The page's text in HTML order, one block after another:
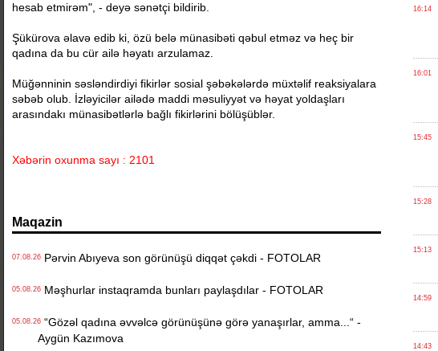
hesab etmirəm", - deyə sənətçi bildirib.
Şükürova əlavə edib ki, özü belə münasibəti qəbul etməz və heç bir
qadına da bu cür ailə həyatı arzulamaz.
Müğənninin səsləndirdiyi fikirlər sosial şəbəkələrdə müxtəlif reaksiyalara
səbəb olub. İzləyicilər ailədə maddi məsuliyyət və həyat yoldaşları
arasındakı münasibətlərlə bağlı fikirlərini bölüşüblər.
Xəbərin oxunma sayı : 2101
Maqazin
07.08.26Pərvin Abıyeva son görünüşü diqqət çəkdi - FOTOLAR
05.08.26Məşhurlar instaqramda bunları paylaşdılar - FOTOLAR
05.08.26“Gözəl qadına əvvəlcə görünüşünə görə yanaşırlar, amma...“ -
Aygün Kazımova
16:14
16:01
15:45
15:28
15:13
14:59
14:43